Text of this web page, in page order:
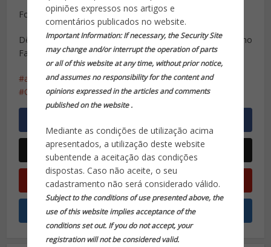
opiniões expressos nos artigos e
comentários publicados no website.
Important Information: If necessary, the Security Site
may change and/or interrupt the operation of parts
or all of this website at any time, without prior notice,
and assumes no responsibility for the content and
opinions expressed in the articles and comments
published on the website .
Mediante as condições de utilização acima
apresentados, a utilização deste website
subentende a aceitação das condições
dispostas. Caso não aceite, o seu
cadastramento não será considerado válido.
Subject to the conditions of use presented above, the
use of this website implies acceptance of the
conditions set out. If you do not accept, your
registration will not be considered valid.
Fonte: http://veja.abril.com.br/
Dê a sua opinião aqui ou na nossa página no
Facebook: https://www.facebook.com/sitedaseguranca/
argamassa especial Bolsonaro
bunker do tráfico
Crivella
Prefeito do Rio proteção para escolas